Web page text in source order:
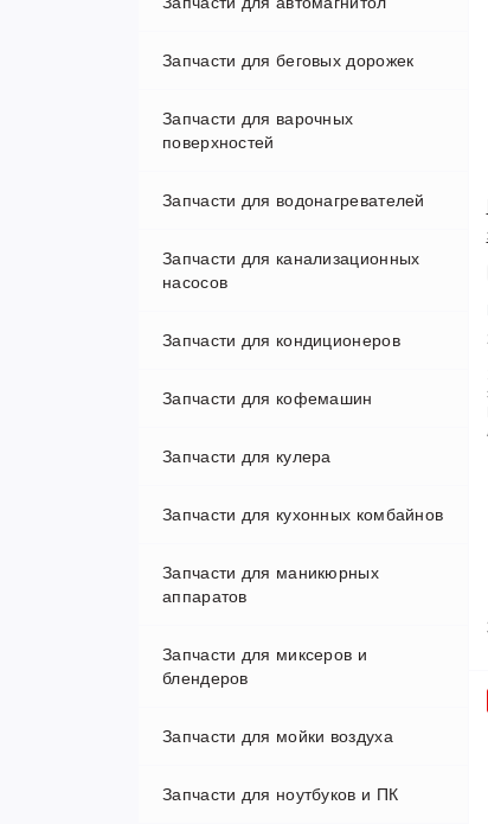
Запчасти для беговых дорожек
Запчасти для варочных
поверхностей
Запчасти для водонагревателей
Thermex (Термекс)
Запчасти для канализационных
насосов
Запчасти для кондиционеров
Запчасти для кофемашин
Микропереключатели
Переходники и клапаны
Шестерни
Запчасти для кулера
Запчасти для кухонных комбайнов
Запчасти для маникюрных
аппаратов
Запчасти для миксеров и
блендеров
Запчасти для мойки воздуха
Запчасти для ноутбуков и ПК